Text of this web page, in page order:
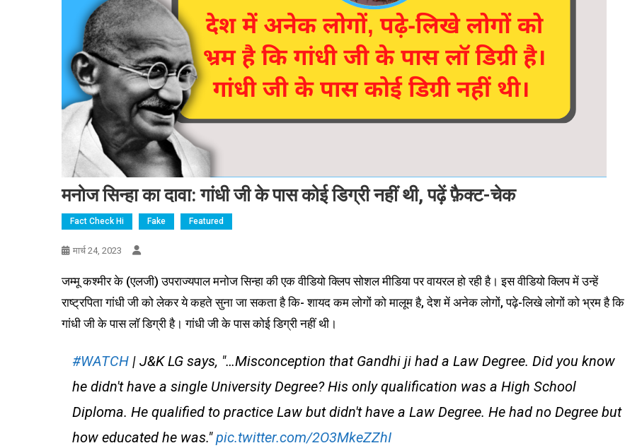
मनोज सिन्हा का दावा: गांधी जी के पास कोई डिग्री नहीं थी, पढ़ें फ़ैक्ट-चेक
Fact Check Hi Fake Featured
मार्च 24, 2023
जम्मू कश्मीर के (एलजी) उपराज्यपाल मनोज सिन्हा की एक वीडियो क्लिप सोशल मीडिया पर वायरल हो रही है। इस वीडियो क्लिप में उन्हें
राष्ट्रपिता गांधी जी को लेकर ये कहते सुना जा सकता है कि- शायद कम लोगों को मालूम है, देश में अनेक लोगों, पढ़े-लिखे लोगों को भ्रम है कि
गांधी जी के पास लॉ डिग्री है। गांधी जी के पास कोई डिग्री नहीं थी।
#WATCH | J&K LG says, "…Misconception that Gandhi ji had a Law Degree. Did you know
he didn't have a single University Degree? His only qualification was a High School
Diploma. He qualified to practice Law but didn't have a Law Degree. He had no Degree but
how educated he was."pic.twitter.com/2O3MkeZZhI